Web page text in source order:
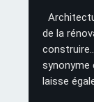
de la
synonyme
laisse